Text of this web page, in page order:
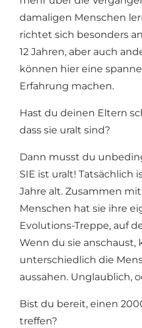
damaligen Menschen
richtet sich besonders
12 Jahren, aber auch
können hier eine
Erfahrung machen.
Hast du deinen Eltern
dass sie uralt sind?
Dann musst du
SIE ist uralt! Tatsächlich
Jahre alt. Zusammen
Menschen hat sie ihre
Evolutions-Treppe, auf
Wenn du sie anschaust,
unterschiedlich die
aussahen. Unglaublich,
Bist du bereit, einen
treffen?